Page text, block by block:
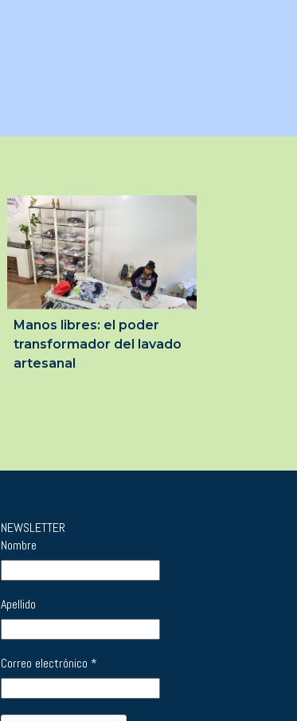
Manos libres: el poder
transformador del lavado
artesanal
NEWSLETTER
Nombre
Apellido
Correo electrónico *